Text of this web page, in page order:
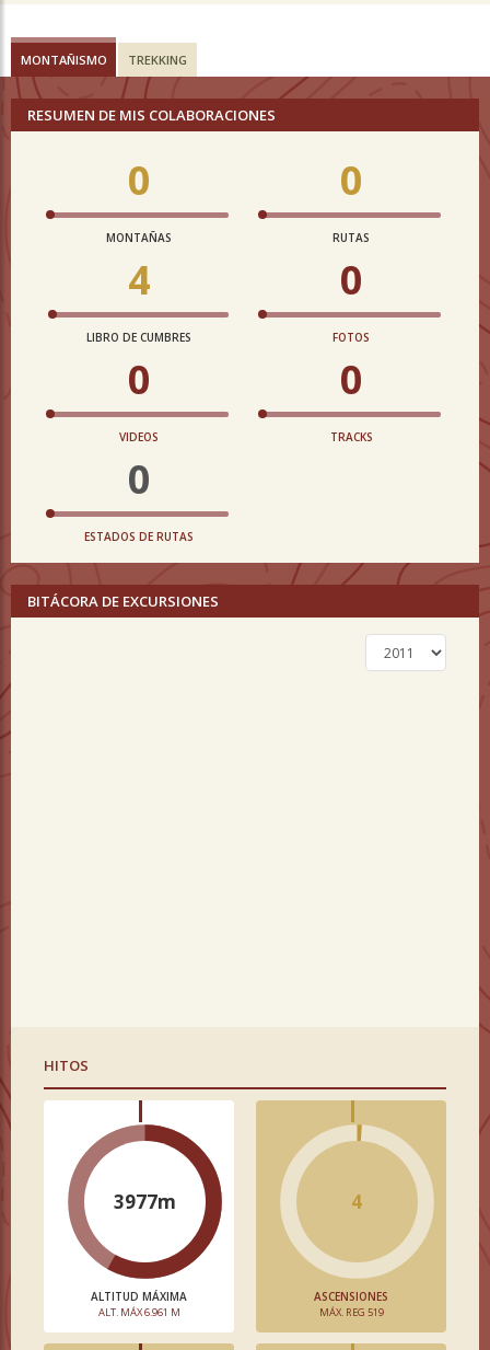
MONTAÑISMO TREKKING
RESUMEN DE MIS COLABORACIONES
0
MONTAÑAS
0
RUTAS
4
LIBRO DE CUMBRES
0
FOTOS
0
VIDEOS
0
TRACKS
0
ESTADOS DE RUTAS
BITÁCORA DE EXCURSIONES
HITOS
3977m
ALTITUD MÁXIMA
ALT. MÁX 6.961 M
4
ASCENSIONES
MÁX. REG 519